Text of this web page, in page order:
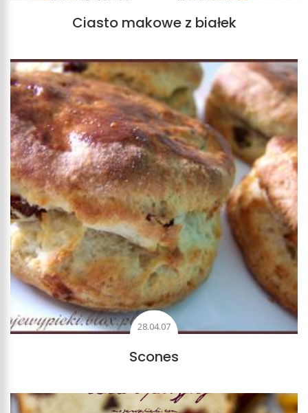
Ciasto makowe z białek
28.04.07
Scones